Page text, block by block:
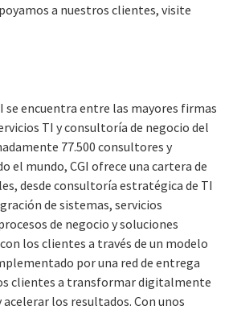
a nuestros clientes, visite
se encuentra entre las mayores firmas
TI y consultoría de negocio del
77.500 consultores y
el mundo, CGI ofrece una cartera de
desde consultoría estratégica de TI
de sistemas, servicios
de negocio y soluciones
los clientes a través de un modelo
por una red de entrega
clientes a transformar digitalmente
los resultados. Con unos